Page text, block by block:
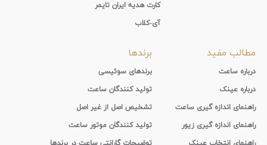
کارت هدیه ایران تایمر
آی-کلاب
مطالب مفید
درباره ساعت
درباره عینک
راهنمای اندازه گیری ساعت
راهنمای اندازه گیری زیور
راهنمای انتخاب عینک
برندها
برندهای سوئیسی
تولید کنندگان ساعت
تشخیص اصل از غیر اصل
تولید کنندگان موتور ساعت
توضیحات گارانتی ساعت در برندها